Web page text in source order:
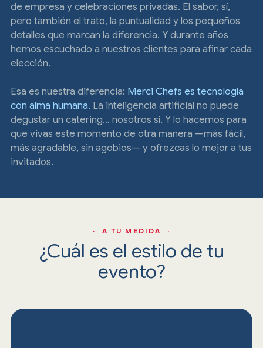
de empresa y celebraciones privadas. El sabor, sí,
pero también el trato, la puntualidad y los pequeños
detalles que marcan la diferencia. Y durante años
hemos escuchado a nuestros clientes para afinar cada
elección.
Esa es nuestra diferencia: Merci Chefs es tecnología
con alma humana. La inteligencia artificial no puede
degustar un catering… nosotros sí. Y lo hacemos para
que vivas este momento de otra manera —más fácil,
más agradable, sin agobios— y ofrezcas lo mejor a tus
invitados.
· A TU MEDIDA ·
¿Cuál es el estilo de tu
evento?